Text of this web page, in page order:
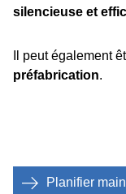
silencieuse et
Il peut également
préfabrication.
Planifier